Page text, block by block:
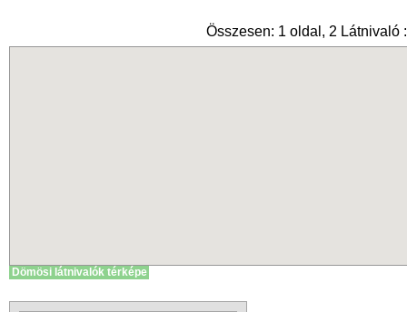
Összesen: 1 oldal, 2 Látnivaló :
Dömösi látnivalók térképe